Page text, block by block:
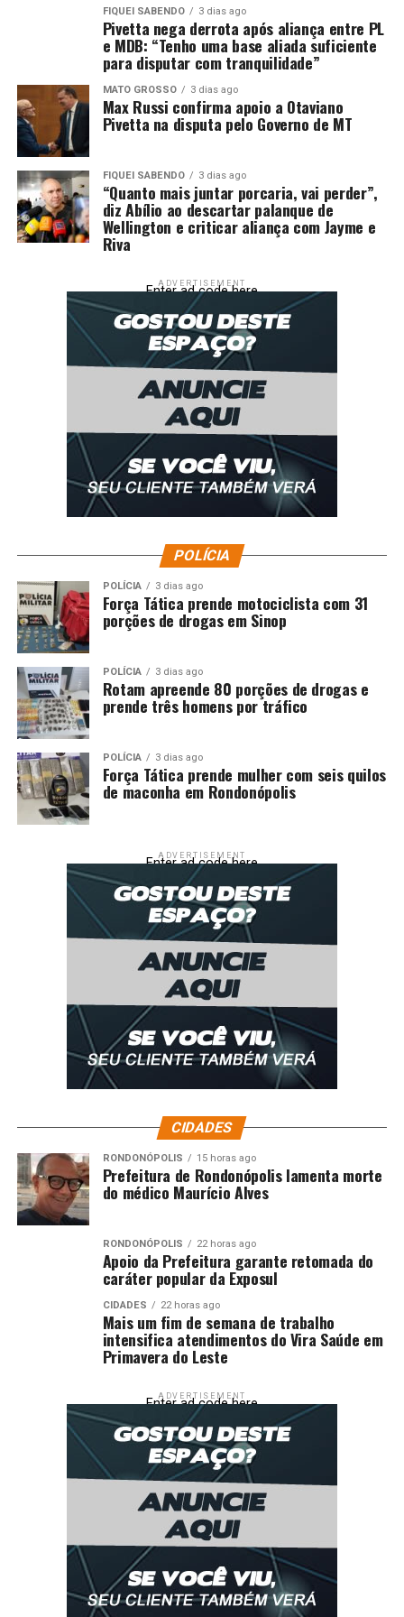
FIQUEI SABENDO 3 dias ago
Pivetta nega derrota após aliança entre PL
e MDB: “Tenho uma base aliada suficiente
para disputar com tranquilidade”
MATO GROSSO 3 dias ago
Max Russi confirma apoio a Otaviano
Pivetta na disputa pelo Governo de MT
FIQUEI SABENDO 3 dias ago
“Quanto mais juntar porcaria, vai perder”,
diz Abílio ao descartar palanque de
Wellington e criticar aliança com Jayme e
Riva
ADVERTISEMENT
Enter ad code here
POLÍCIA
POLÍCIA 3 dias ago
Força Tática prende motociclista com 31
porções de drogas em Sinop
POLÍCIA 3 dias ago
Rotam apreende 80 porções de drogas e
prende três homens por tráfico
POLÍCIA 3 dias ago
Força Tática prende mulher com seis quilos
de maconha em Rondonópolis
ADVERTISEMENT
Enter ad code here
CIDADES
RONDONÓPOLIS 15 horas ago
Prefeitura de Rondonópolis lamenta morte
do médico Maurício Alves
RONDONÓPOLIS 22 horas ago
Apoio da Prefeitura garante retomada do
caráter popular da Exposul
CIDADES 22 horas ago
Mais um fim de semana de trabalho
intensifica atendimentos do Vira Saúde em
Primavera do Leste
ADVERTISEMENT
Enter ad code here